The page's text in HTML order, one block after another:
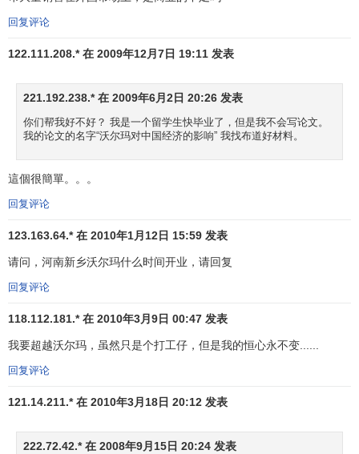
统进行分析，当库存减少到一定量的时候，电脑会发出信
商店最近的一个发货中心，再由发货中心的电脑安排发送时
货架上。作为沃尔玛的总裁，依靠信息系统，可随时调用任
何一个地区、任何一家商场的营业情况数据，知道哪里需要
什么商品，哪些商品畅销，从哪里进货成本最低，哪些商品
利润贡献最大等等。沃尔玛就这样和众多消费者保持着密切
的联系，也成为许多消费品制造商联系市场的重要渠道，这
个巨大的销售网络，决定看许多商品的
沃尔玛获得巨大成功的原因有很多，其
句话，即沃尔玛已真正实现了管理现代化，不论其经营管理
思想还是其管理组织、管理方法、管理手段都已经达到了一
种较高的水准。人类社会的经济发展从二十世纪八十年代开
为整个社会发展的趋势和主要经济 形态。土地、资本和劳动
力是第一类
时，一定社会的
经济体制 或 制度理性 ，也是由于社会的信息
流动规则所决定的。
回复评论
122.111.208.* 在 2009年12月7日 19:11 发表
221.192.238.* 在 2009年6月2日 20:26 发表
你们帮我好不好？ 我是一个留学生快毕业了，但是我不会写论文。
我的论文的名字“沃尔玛对中国经济的影响” 我找布道好材料。
這個很簡單。。。
回复评论
123.163.64.* 在 2010年1月12日 15:59 发表
请问，河南新乡沃尔玛什么时间开业，请回复
回复评论
118.112.181.* 在 2010年3月9日 00:47 发表
我要超越沃尔玛，虽然只是个打工仔，但是我的恒心永不变......
回复评论
121.14.211.* 在 2010年3月18日 20:12 发表
222.72.42.* 在 2008年9月15日 20:24 发表